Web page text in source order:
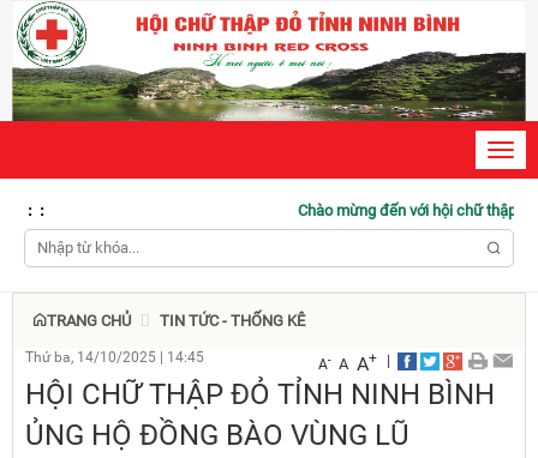
: : Chào mừng đến với hội chữ thập đỏ Ninh Bình
TRANG CHỦ TIN TỨC - THỐNG KÊ
Thứ ba, 14/10/2025 | 14:45 A- A A+ |
HỘI CHỮ THẬP ĐỎ TỈNH NINH BÌNH
ỦNG HỘ ĐỒNG BÀO VÙNG LŨ